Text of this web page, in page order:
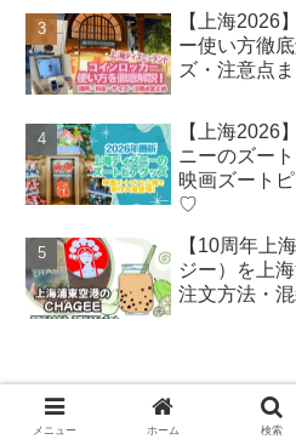
【上海2026
ー使い方徹
ズ・注意点
【上海2026
ニーのズー
映画ズート
♡
【10周年上
ジー）を上
注文方法・
New
メニュー ホーム 検索